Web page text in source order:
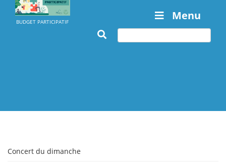
BUDGET PARTICIPATIF Menu
Concert du dimanche